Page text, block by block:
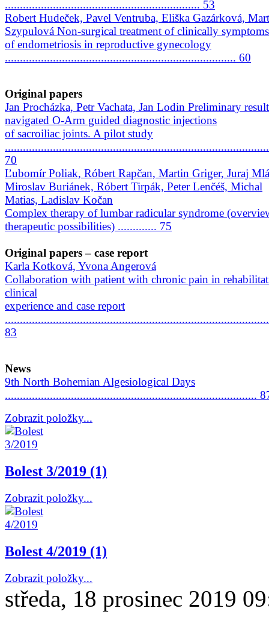
................................................................. 53
Robert Hudeček, Pavel Ventruba, Eliška Gazárková,
Szypulová Non-surgical treatment of clinically symptoms
of endometriosis in reproductive gynecology
............................................................................. 60
Original papers
Jan Procházka, Petr Vachata, Jan Lodin Preliminary
navigated O-Arm guided diagnostic injections
of sacroiliac joints. A pilot study
70
Ľubomír Poliak, Róbert Rapčan, Martin Griger, Juraj
Miroslav Buriánek, Róbert Tirpák, Peter Lenčéš, Michal
Matias, Ladislav Kočan
Complex therapy of lumbar radicular syndrome
therapeutic possibilities) ............. 75
Original papers – case report
Karla Kotková, Yvona Angerová
Collaboration with patient with chronic pain in
clinical
experience and case report
83
News
9th North Bohemian Algesiological Days
....................................................................................
Zobrazit položky...
Bolest 3/2019 (1)
Zobrazit položky...
Bolest 4/2019 (1)
Zobrazit položky...
středa, 18 prosinec 2019